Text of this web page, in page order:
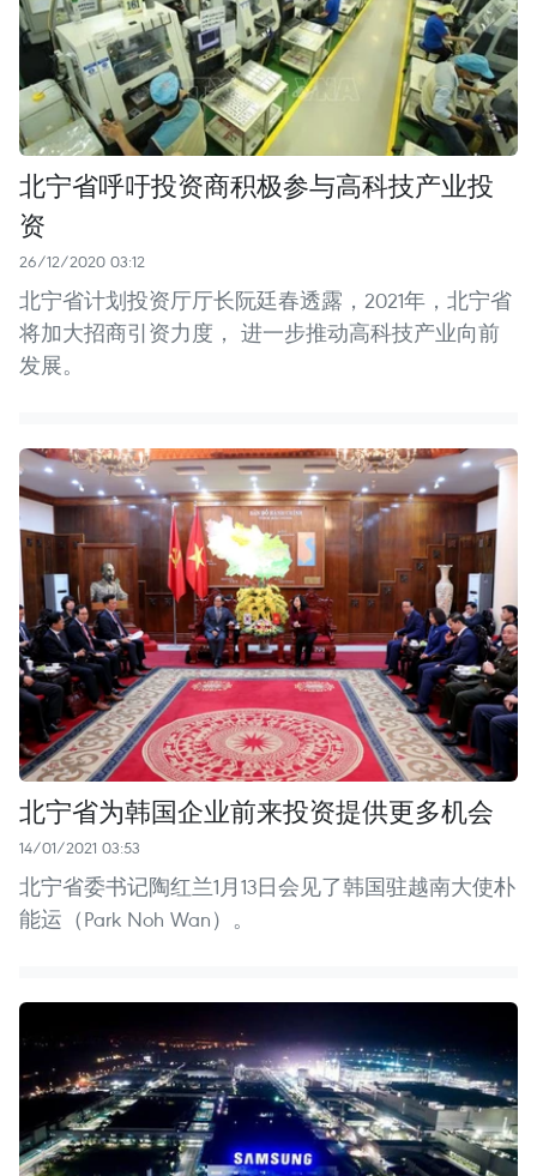
北宁省呼吁投资商积极参与高科技产业投
资
26/12/2020 03:12
北宁省计划投资厅厅长阮廷春透露，2021年，北宁省
将加大招商引资力度， 进一步推动高科技产业向前
发展。
北宁省为韩国企业前来投资提供更多机会
14/01/2021 03:53
北宁省委书记陶红兰1月13日会见了韩国驻越南大使朴
能运（Park Noh Wan）。